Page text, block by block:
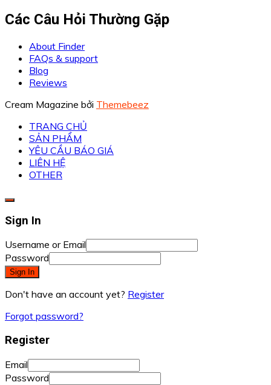
Các Câu Hỏi Thường Gặp
About Finder
FAQs & support
Blog
Reviews
Cream Magazine bởi Themebeez
TRANG CHỦ
SẢN PHẨM
YÊU CẦU BÁO GIÁ
LIÊN HỆ
OTHER
Sign In
Username or Email
Password
Sign In
Don't have an account yet? Register
Forgot password?
Register
Email
Password